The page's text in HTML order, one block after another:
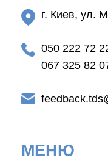
МЕНЮ
г. Киев, ул.
050 222 72
067 325 82